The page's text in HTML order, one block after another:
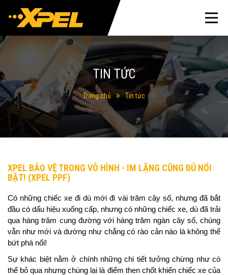
TIN TỨC
Trang chủ Tin tức
XPEL BẢO VỆ TRONG VÔ HÌNH - IM LẶNG CŨNG ĐỦ NỔI
BẬT! (XPEL PPF)
Có những chiếc xe đi dù mới đi vài trăm cây số, nhưng đã bắt
đầu có dấu hiệu xuống cấp, nhưng có những chiếc xe, dù đã trải
qua hàng trăm cung đường với hàng trăm ngàn cây số, chúng
vẫn như mới và dường như chẳng có rào cản nào là không thể
bứt phá nổi!
Sự khác biệt nằm ở chính những chi tiết tưởng chừng như có
thể bỏ qua nhưng chúng lại là điểm then chốt khiến chiếc xe của